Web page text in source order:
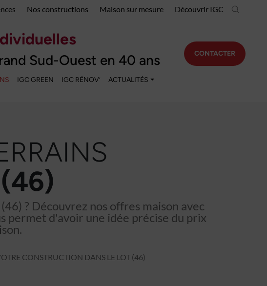
Nos constructions Maison sur mesure Découvrir IGC
Sud-Ouest en 40 ans
IGC GREEN IGC RÉNOV’ ACTUALITÉS
CONTACTER
? Découvrez nos offres maison avec
permet d'avoir une idée précise du prix
CONSTRUCTION DANS LE LOT (46)